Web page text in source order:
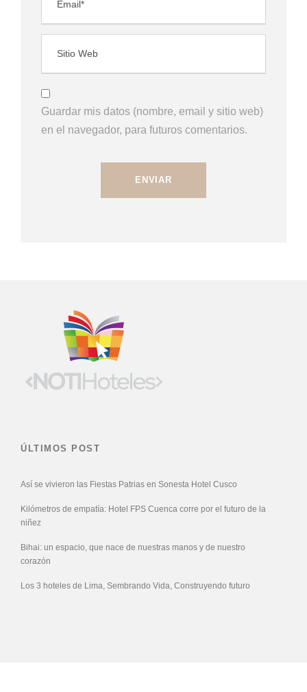
Guardar mis datos (nombre, email y sitio web)
en el navegador, para futuros comentarios.
ÚLTIMOS POST
Así se vivieron las Fiestas Patrias en Sonesta Hotel Cusco
Kilómetros de empatía: Hotel FPS Cuenca corre por el futuro de la
niñez
Bihai: un espacio, que nace de nuestras manos y de nuestro
corazón
Los 3 hoteles de Lima, Sembrando Vida, Construyendo futuro